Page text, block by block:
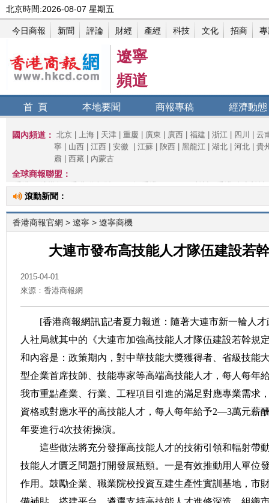
遼寧
頻道
首 頁 本地要聞 商報專稿 經濟動態
滾動新聞：
香港商報官網 > 遼寧 > 遼寧商機
大連市發布高技能人才隊伍建設若
2015-04-01
來源：香港商報網
[香港商報網訊]記者夏力報道：隨著大連市新一輪人才
人社局就其中的《大連市加強高技能人才隊伍建設若幹規
和內容是：政策期內，對中華技能大獎獲得者、省級技能
型企業首席技師、技能專家等高端高技能人才，每人每年
我市重點產業、行業、工程項目引進的滿足對應專業需求
資格或對應水平的高技能人才，每人每年給予2—3萬元薪
年要進行4次技術操演。
這些做法將充分發揮高技能人才的技術引領和輻射帶
技能人才匱乏問題打開發展瓶頸。一是有效推動用人單位
作用。鼓勵企業、職業院校投資互建生產性實訓基地，市